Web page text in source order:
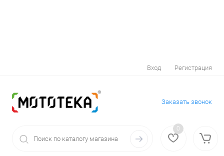
Вход Регистрация
Заказать звонок
0